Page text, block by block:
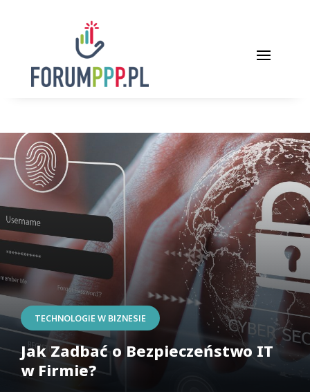
TECHNOLOGIE W BIZNESIE
Jak Zadbać o Bezpieczeństwo IT
w Firmie?